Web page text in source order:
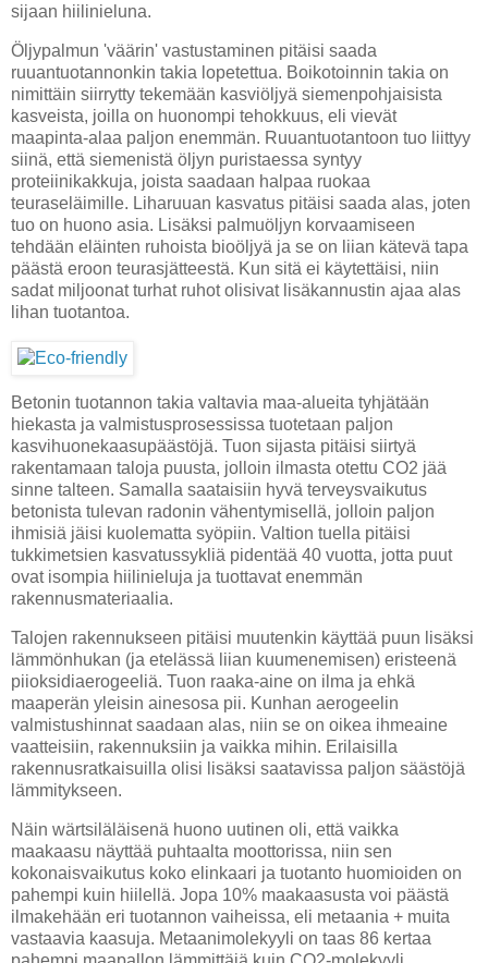
sijaan hiilinieluna.
Öljypalmun 'väärin' vastustaminen pitäisi saada
ruuantuotannonkin takia lopetettua. Boikotoinnin takia on
nimittäin siirrytty tekemään kasviöljyä siemenpohjaisista
kasveista, joilla on huonompi tehokkuus, eli vievät
maapinta-alaa paljon enemmän. Ruuantuotantoon tuo liittyy
siinä, että siemenistä öljyn puristaessa syntyy
proteiinikakkuja, joista saadaan halpaa ruokaa
teuraseläimille. Liharuuan kasvatus pitäisi saada alas, joten
tuo on huono asia. Lisäksi palmuöljyn korvaamiseen
tehdään eläinten ruhoista bioöljyä ja se on liian kätevä tapa
päästä eroon teurasjätteestä. Kun sitä ei käytettäisi, niin
sadat miljoonat turhat ruhot olisivat lisäkannustin ajaa alas
lihan tuotantoa.
Betonin tuotannon takia valtavia maa-alueita tyhjätään
hiekasta ja valmistusprosessissa tuotetaan paljon
kasvihuonekaasupäästöjä. Tuon sijasta pitäisi siirtyä
rakentamaan taloja puusta, jolloin ilmasta otettu CO2 jää
sinne talteen. Samalla saataisiin hyvä terveysvaikutus
betonista tulevan radonin vähentymisellä, jolloin paljon
ihmisiä jäisi kuolematta syöpiin. Valtion tuella pitäisi
tukkimetsien kasvatussykliä pidentää 40 vuotta, jotta puut
ovat isompia hiilinieluja ja tuottavat enemmän
rakennusmateriaalia.
Talojen rakennukseen pitäisi muutenkin käyttää puun lisäksi
lämmönhukan (ja etelässä liian kuumenemisen) eristeenä
piioksidiaerogeeliä. Tuon raaka-aine on ilma ja ehkä
maaperän yleisin ainesosa pii. Kunhan aerogeelin
valmistushinnat saadaan alas, niin se on oikea ihmeaine
vaatteisiin, rakennuksiin ja vaikka mihin. Erilaisilla
rakennusratkaisuilla olisi lisäksi saatavissa paljon säästöjä
lämmitykseen.
Näin wärtsiläläisenä huono uutinen oli, että vaikka
maakaasu näyttää puhtaalta moottorissa, niin sen
kokonaisvaikutus koko elinkaari ja tuotanto huomioiden on
pahempi kuin hiilellä. Jopa 10% maakaasusta voi päästä
ilmakehään eri tuotannon vaiheissa, eli metaania + muita
vastaavia kaasuja. Metaanimolekyyli on taas 86 kertaa